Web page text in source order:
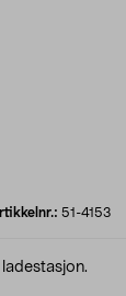
51-4153